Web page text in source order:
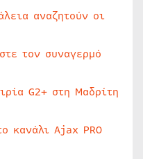
αναζητούν οι
τον συναγερμό
G2+ στη Μαδρίτη
κανάλι Ajax PRO